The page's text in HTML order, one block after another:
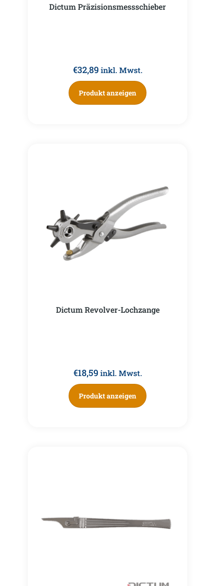
Dictum Präzisionsmessschieber
€32,89 inkl. Mwst.
Produkt anzeigen
Dictum Revolver-Lochzange
€18,59 inkl. Mwst.
Produkt anzeigen